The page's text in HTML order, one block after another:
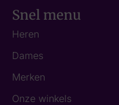
Snel menu
Heren
Dames
Merken
Onze winkels